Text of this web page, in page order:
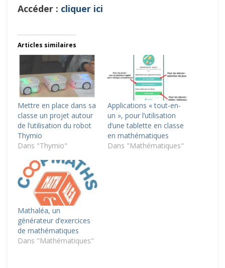
Accéder : cliquer ici
Articles similaires
Mettre en place dans sa
classe un projet autour
de l’utilisation du robot
Thymio
Dans "Thymio"
Applications « tout-en-
un », pour l’utilisation
d’une tablette en classe
en mathématiques
Dans "Mathématiques"
Mathaléa, un
générateur d’exercices
de mathématiques
Dans "Mathématiques"